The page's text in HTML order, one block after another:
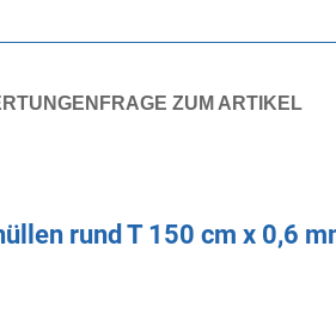
FRAGE ZUM ARTIKEL
rund T 150 cm x 0,6